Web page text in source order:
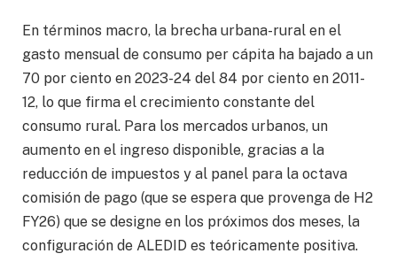
En términos macro, la brecha urbana-rural en el
gasto mensual de consumo per cápita ha bajado a un
70 por ciento en 2023-24 del 84 por ciento en 2011-
12, lo que firma el crecimiento constante del
consumo rural. Para los mercados urbanos, un
aumento en el ingreso disponible, gracias a la
reducción de impuestos y al panel para la octava
comisión de pago (que se espera que provenga de H2
FY26) que se designe en los próximos dos meses, la
configuración de ALEDID es teóricamente positiva.